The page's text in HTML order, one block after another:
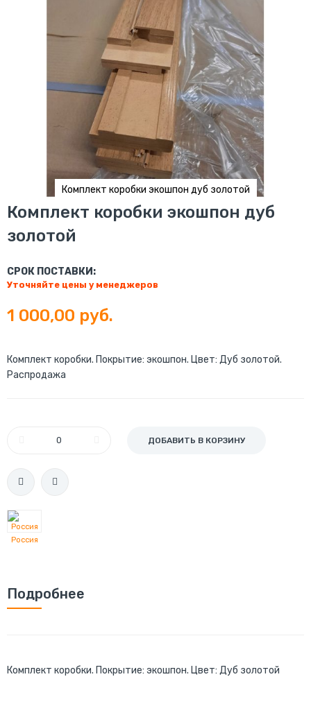
Комплект коробки экошпон дуб золотой
Перейти
к
началу
Комплект коробки экошпон дуб
золотой
СРОК ПОСТАВКИ:
Уточняйте цены у менеджеров
1 000,00 руб.
Комплект коробки. Покрытие: экошпон. Цвет: Дуб золотой.
Распродажа
ДОБАВИТЬ В КОРЗИНУ
Россия
Подробнее
Комплект коробки. Покрытие: экошпон. Цвет: Дуб золотой